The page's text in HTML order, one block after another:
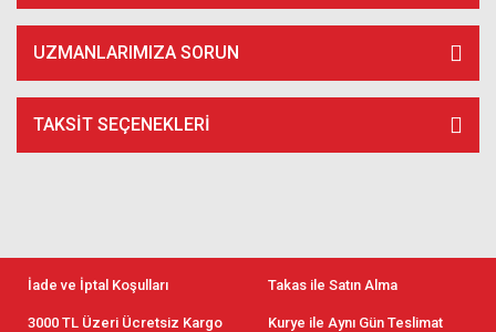
UZMANLARIMIZA SORUN
TAKSIT SEÇENEKLERI
İade ve İptal Koşulları Takas ile Satın Alma
3000 TL Üzeri Ücretsiz Kargo Kurye ile Aynı Gün Teslimat